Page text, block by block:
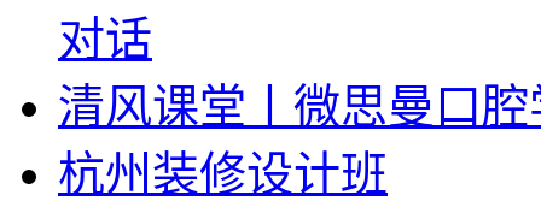
对话
清风课堂丨微思曼口
杭州装修设计班